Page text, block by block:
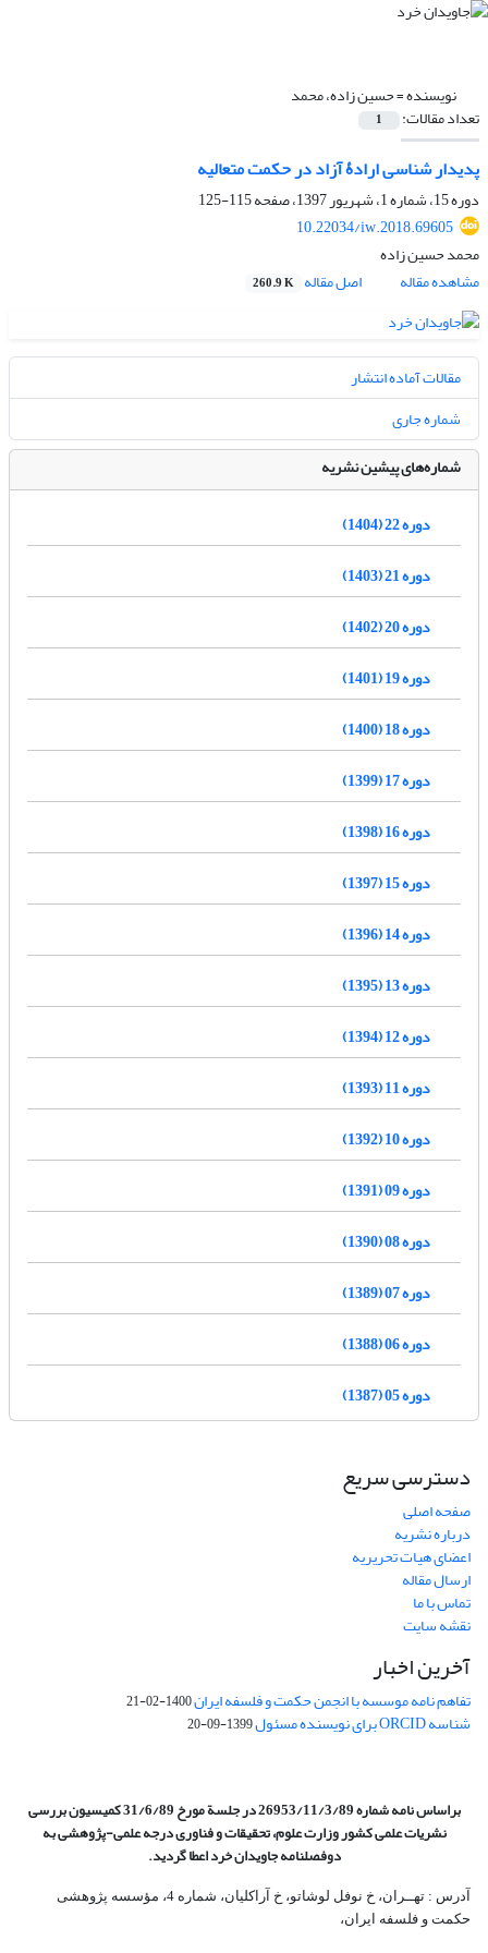
نویسنده =حسین زاده، محمد
تعداد مقالات: 1
پدیدار شناسی ارادۀ آزاد در حکمت متعالیه
دوره 15، شماره 1، شهریور 1397، صفحه
115-125
10.22034/iw.2018.69605
محمد حسین زاده
مشاهده مقاله
اصل مقاله 260.9 K
مقالات آماده انتشار
شماره جاری
شماره‌های پیشین نشریه
دوره 22 (1404)
دوره 21 (1403)
دوره 20 (1402)
دوره 19 (1401)
دوره 18 (1400)
دوره 17 (1399)
دوره 16 (1398)
دوره 15 (1397)
دوره 14 (1396)
دوره 13 (1395)
دوره 12 (1394)
دوره 11 (1393)
دوره 10 (1392)
دوره 09 (1391)
دوره 08 (1390)
دوره 07 (1389)
دوره 06 (1388)
دوره 05 (1387)
دسترسی سریع
صفحه اصلی
درباره نشریه
اعضای هیات تحریریه
ارسال مقاله
تماس با ما
نقشه سایت
آخرین اخبار
تفاهم نامه موسسه با انجمن حکمت و فلسفه ایران1400-02-21
شناسه ORCID برای نویسنده مسئول 1399-09-20
براساس نامه شماره 26953/11/3/89 در جلسة مورخ 31/6/89 کمیسیون
بررسی
نشریات علمی کشور وزارت علوم، تحقیقات و فناوری درجه علمی‌-پژوهشیبه
دوفصلنامه جاویدان خرد اعطا گردید.
آدرس : تهــران، خ نوفل لوشاتو، خ آراکلیان، شماره 4،‌ مؤسسه پژوهشی
حکمت و فلسفه ایران،‌